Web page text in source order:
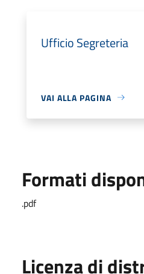
Ufficio Segreteria
VAI ALLA PAGINA
Formati
.pdf
Licenza di